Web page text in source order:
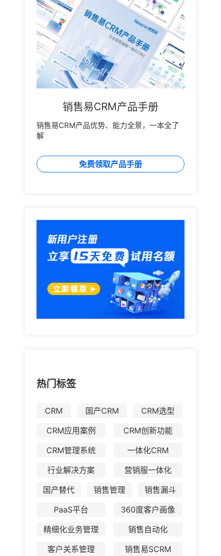
销售易CRM产品手册
销售易CRM产品优势、能力全景，一本全了
解
免费领取产品手册
热门标签
CRM 国产CRM
CRM选型
CRM应用案例
CRM创新功能
CRM管理系统
一体化CRM
行业解决方案
营销服一体化
国产替代
销售管理
销售漏斗
PaaS平台
360度客户画像
精细化业务管理
销售自动化
客户关系管理
销售易SCRM